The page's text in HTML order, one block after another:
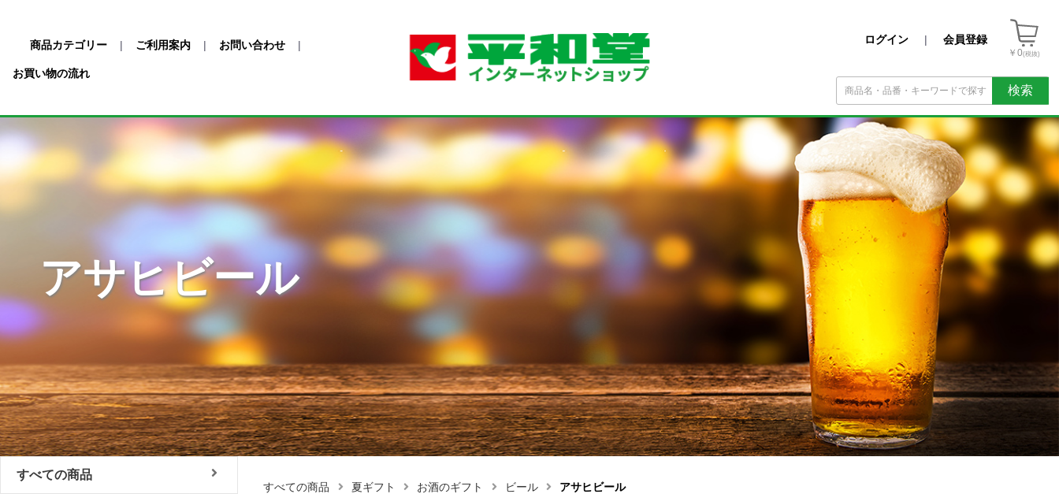
商品カテゴリー | ご利用案内 | お問い合わせ |
お買い物の流れ
ログイン | 会員登録
￥0(税抜)
検索
アサヒビール
すべての商品 夏ギフト お酒のギフト ビール アサヒビール
すべての商品